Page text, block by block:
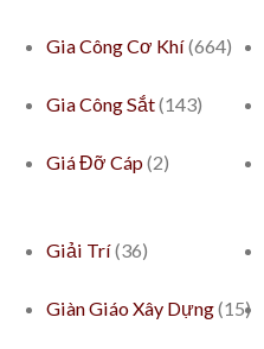
Gia Công Cơ Khí(664)
Gia Công Sắt(143)
Giá Đỡ Cáp (2)
Giải Trí(36)
Giàn Giáo Xây Dựng(15)